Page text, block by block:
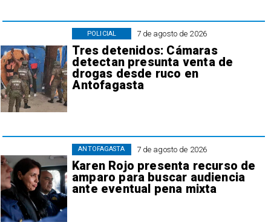
7 de agosto de 2026
Tres detenidos: Cámaras
detectan presunta venta de
drogas desde ruco en
Antofagasta
POLICIAL
7 de agosto de 2026
Karen Rojo presenta recurso de
amparo para buscar audiencia
ante eventual pena mixta
ANTOFAGASTA